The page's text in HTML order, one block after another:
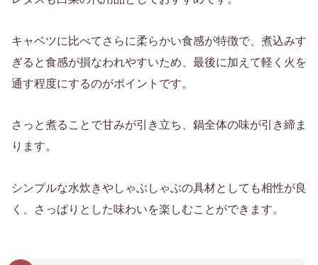
キャベツに比べてさらに柔らかい食感が特徴で、煮込みす
ぎると食感が損なわれやすいため、最後に加えて軽く火を
通す程度にするのがポイントです。
さっと煮ることで甘みが引き立ち、鍋全体の味が引き締ま
ります。
シンプルな水炊きやしゃぶしゃぶの具材としても相性が良
く、さっぱりとした味わいを楽しむことができます。